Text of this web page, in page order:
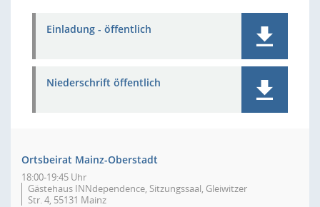
Einladung - öffentlich
Niederschrift öffentlich
Ortsbeirat Mainz-Oberstadt
18:00-19:45 Uhr
Gästehaus INNdependence, Sitzungssaal, Gleiwitzer
Str. 4, 55131 Mainz